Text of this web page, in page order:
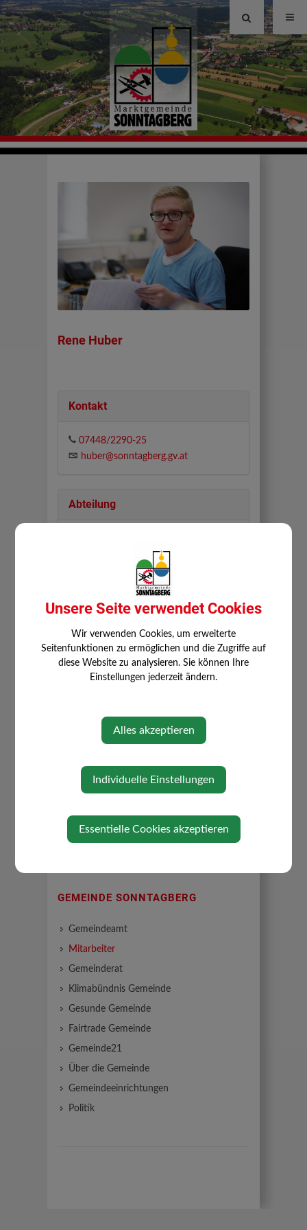
Site
search
toggle
Rene Huber
Kontakt
07448/2290-25
huber@sonntagberg.gv.at
Abteilung
Zuständigkeiten
Buchhaltung/Kassenverwaltung
Fundwesen
Lustbarkeitsabgabe
Voranschlag, Rechnungsabschluss,
GEMEINDE SONNTAGBERG
Gemeindeamt
Mitarbeiter
Gemeinderat
Klimabündnis Gemeinde
Gesunde Gemeinde
Fairtrade Gemeinde
Gemeinde21
Über die Gemeinde
Gemeindeeinrichtungen
Politik
Unsere Seite verwendet Cookies
Wir verwenden Cookies, um erweiterte
Seitenfunktionen zu ermöglichen und die Zugriffe auf
diese Website zu analysieren. Sie können Ihre
Einstellungen jederzeit ändern.
Alles akzeptieren
Individuelle Einstellungen
Essentielle Cookies akzeptieren